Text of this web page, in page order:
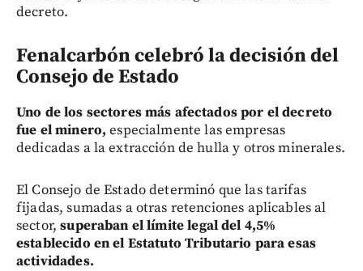
decreto.
Fenalcarbón celebró la decisión del
Consejo de Estado
Uno de los sectores más afectados por el decreto
fue el minero,especialmente las empresas
dedicadas a la extracción de hulla y otros minerales.
El Consejo de Estado determinó que las tarifas
fijadas, sumadas a otras retenciones aplicables al
sector, superaban el límite legal del 4,5%
establecido en el Estatuto Tributario para esas
actividades.